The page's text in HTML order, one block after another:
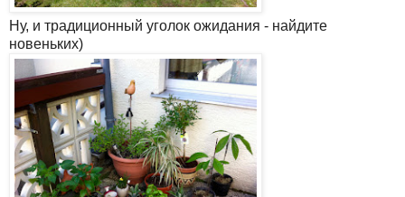
Ну, и традиционный уголок ожидания - найдите
новеньких)